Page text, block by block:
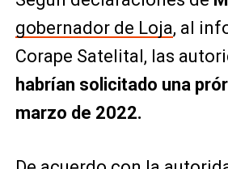
gobernador de Loja, al
Corape Satelital, las
habrían solicitado una
marzo de 2022.